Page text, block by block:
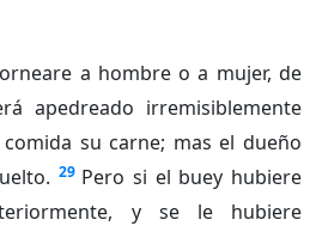
a hombre o a mujer, de
apedreado irremisiblemente
su carne; mas el dueño
29 Pero si el buey hubiere
y se le hubiere